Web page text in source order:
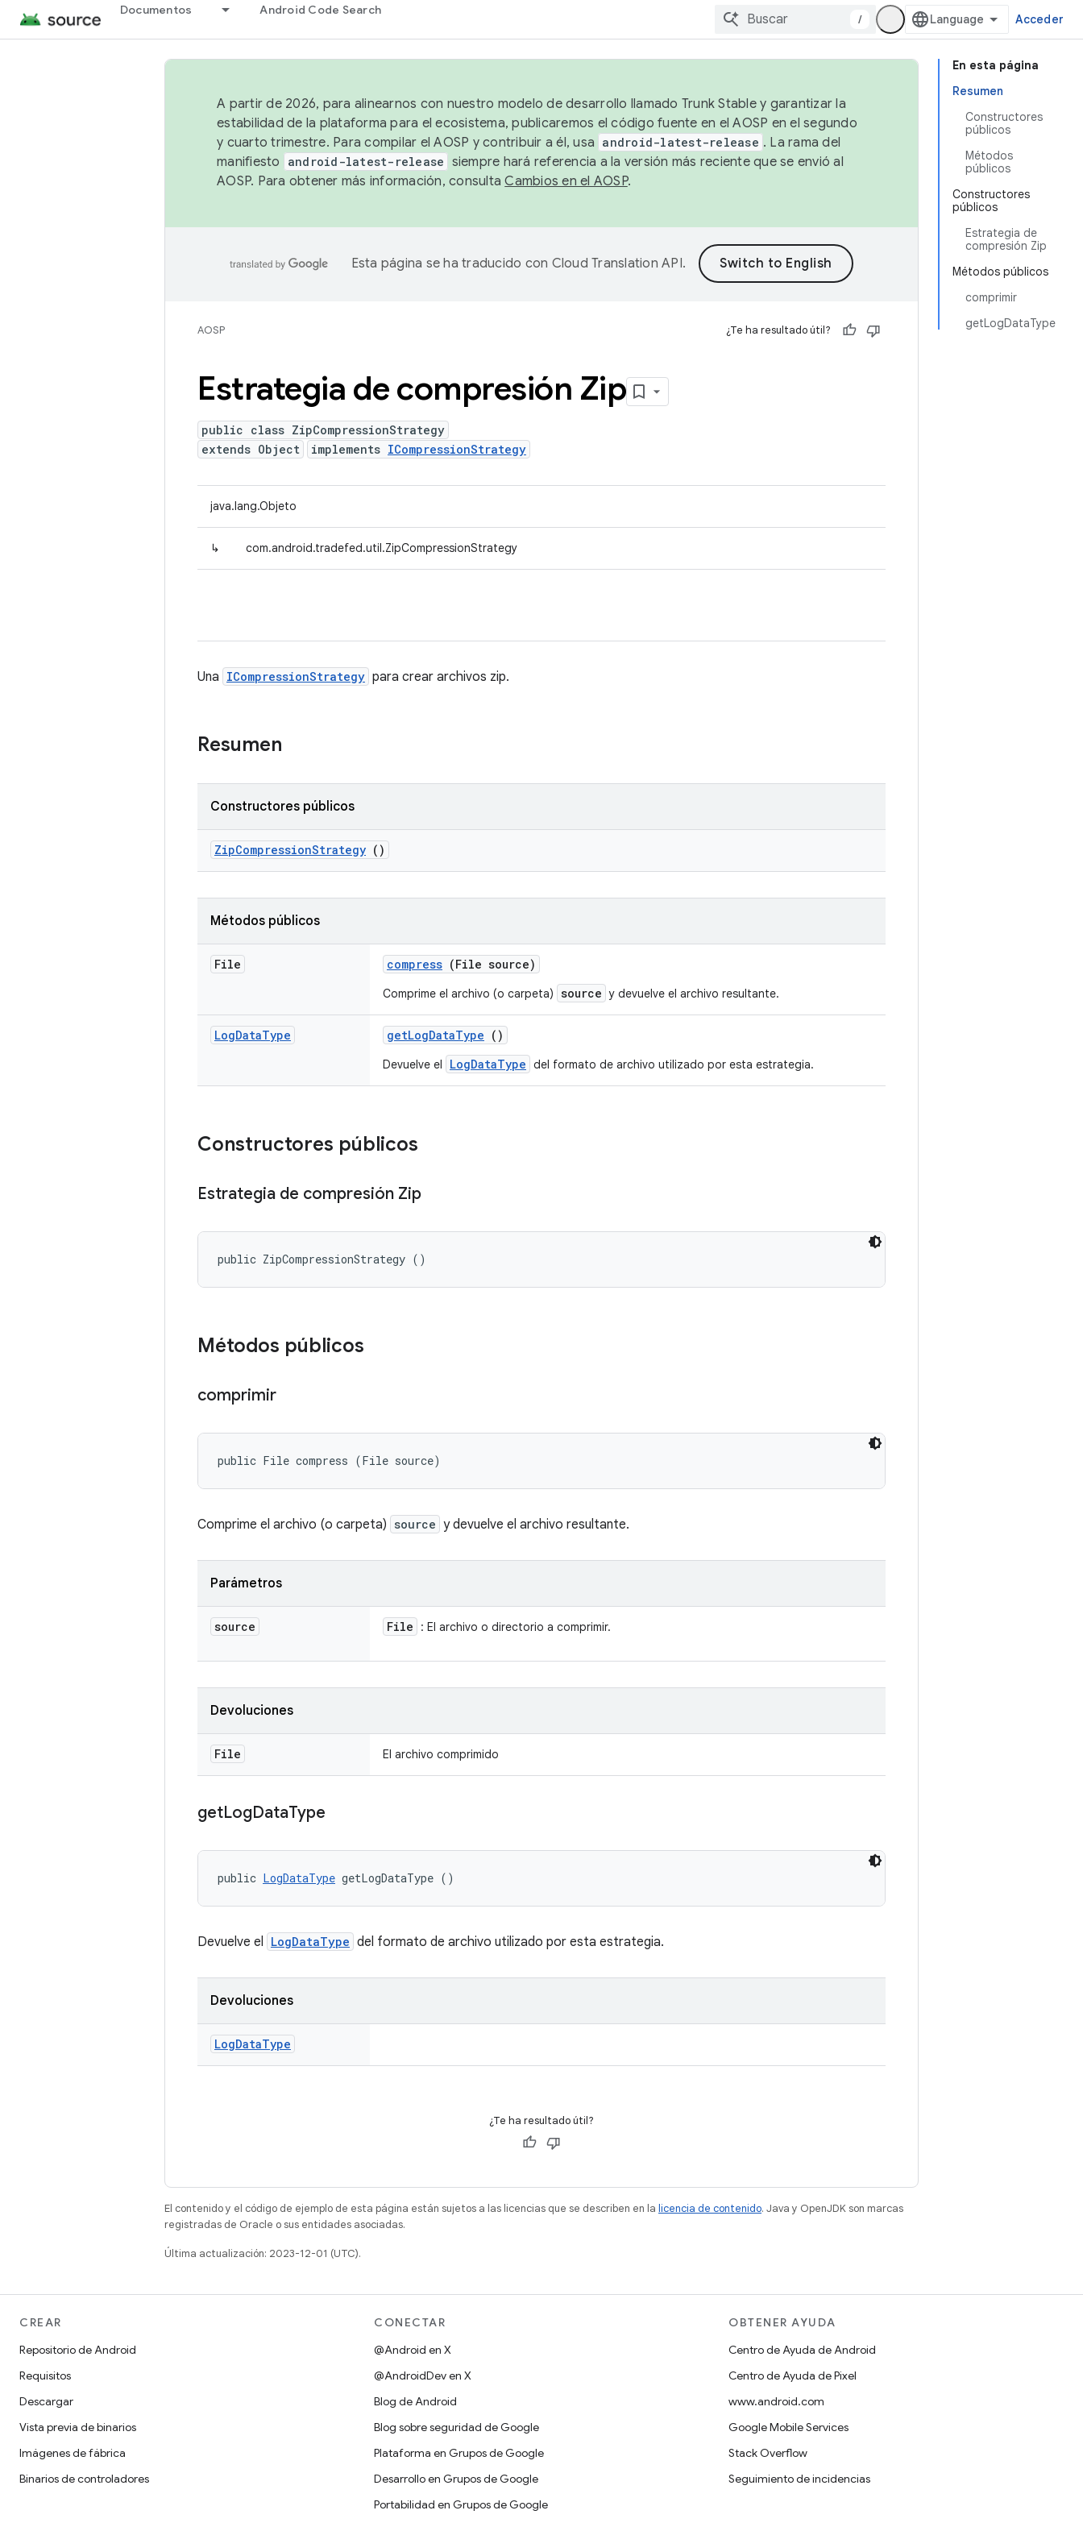
Documentos Android Code Search
/ Acceder
En esta página
Resumen
Constructores
públicos
Métodos
públicos
Constructores
públicos
Estrategia de
compresión Zip
Métodos públicos
comprimir
getLogDataType
A partir de 2026, para alinearnos con nuestro modelo de desarrollo llamado Trunk Stable y garantizar la
estabilidad de la plataforma para el ecosistema, publicaremos el código fuente en el AOSP en el segundo
y cuarto trimestre. Para compilar el AOSP y contribuir a él, usa android-latest-release . La rama del
manifiesto
android-latest-release siempre hará referencia a la versión más reciente que se envió al
AOSP. Para obtener más información, consultaCambios en el AOSP.
Esta página se ha traducido con Cloud Translation API.
AOSP ¿Te ha resultado útil?
Estrategia de compresión Zip
public class ZipCompressionStrategy
extends Object
implements ICompressionStrategy
java.lang.Objeto
↳ com.android.tradefed.util.ZipCompressionStrategy
Una ICompressionStrategy para crear archivos zip.
Resumen
Constructores públicos
ZipCompressionStrategy ()
Métodos públicos
File compress (File source)
Comprime el archivo (o carpeta) source y devuelve el archivo resultante.
LogDataType getLogDataType ()
Devuelve el LogDataType del formato de archivo utilizado por esta estrategia.
Constructores públicos
Estrategia de compresión Zip
public ZipCompressionStrategy ()
Métodos públicos
comprimir
public File compress (File source)
Comprime el archivo (o carpeta) source y devuelve el archivo resultante.
Parámetros
source File : El archivo o directorio a comprimir.
Devoluciones
File El archivo comprimido
getLogDataType
public LogDataType getLogDataType ()
Devuelve el LogDataType del formato de archivo utilizado por esta estrategia.
Devoluciones
LogDataType
¿Te ha resultado útil?
El contenido y el código de ejemplo de esta página están sujetos a las licencias que se describen en la licencia de contenido. Java y OpenJDK son marcas
registradas de Oracle o sus entidades asociadas.
Última actualización: 2023-12-01 (UTC).
CREAR
Repositorio de Android
Requisitos
Descargar
Vista previa de binarios
Imágenes de fábrica
Binarios de controladores
CONECTAR
@Android en X
@AndroidDev en X
Blog de Android
Blog sobre seguridad de Google
Plataforma en Grupos de Google
Desarrollo en Grupos de Google
Portabilidad en Grupos de Google
OBTENER AYUDA
Centro de Ayuda de Android
Centro de Ayuda de Pixel
www.android.com
Google Mobile Services
Stack Overflow
Seguimiento de incidencias